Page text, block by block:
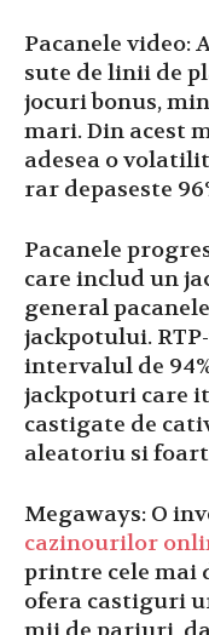
Pacanele video:
sute de linii de
jocuri bonus,
mari. Din acest
adesea o
rar depaseste
Pacanele
care includ un
general
jackpotului.
intervalul de
jackpoturi care
castigate de
aleatoriu si
Megaways: O
cazinourilor
printre cele mai
ofera castiguri